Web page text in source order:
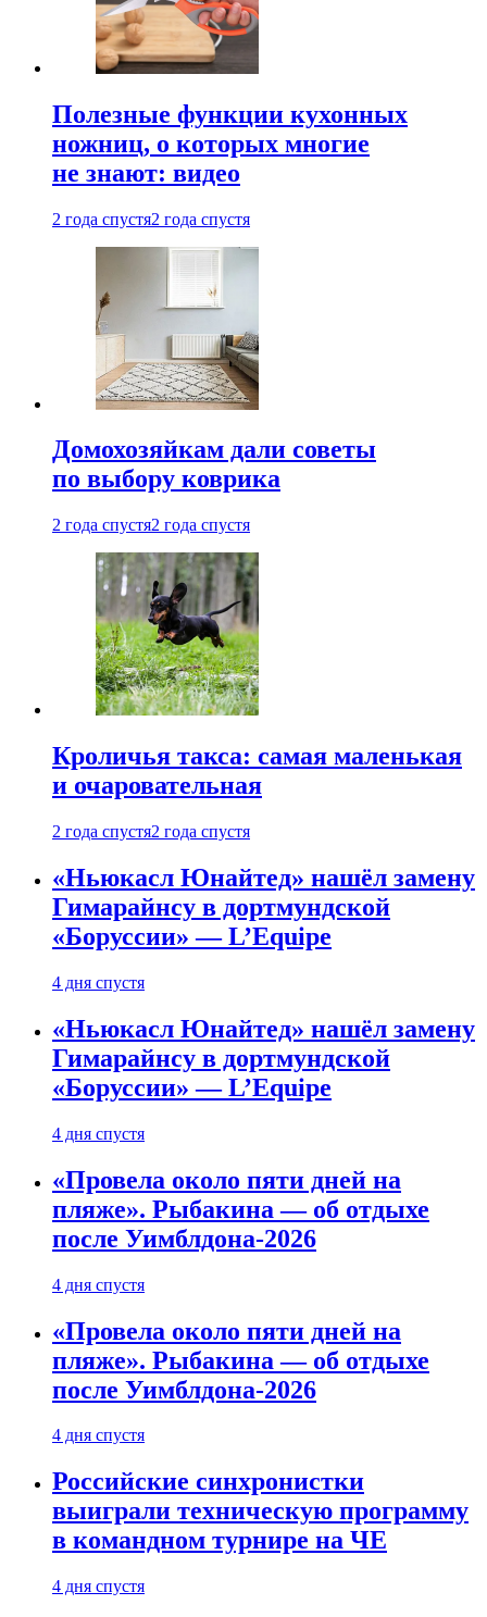
Полезные функции кухонных
ножниц, о которых многие
не знают: видео
2 года спустя2 года спустя
Домохозяйкам дали советы
по выбору коврика
2 года спустя2 года спустя
Кроличья такса: самая маленькая
и очаровательная
2 года спустя2 года спустя
«Ньюкасл Юнайтед» нашёл замену
Гимарайнсу в дортмундской
«Боруссии» — L’Equipe
4 дня спустя
«Ньюкасл Юнайтед» нашёл замену
Гимарайнсу в дортмундской
«Боруссии» — L’Equipe
4 дня спустя
«Провела около пяти дней на
пляже». Рыбакина — об отдыхе
после Уимблдона-2026
4 дня спустя
«Провела около пяти дней на
пляже». Рыбакина — об отдыхе
после Уимблдона-2026
4 дня спустя
Российские синхронистки
выиграли техническую программу
в командном турнире на ЧЕ
4 дня спустя